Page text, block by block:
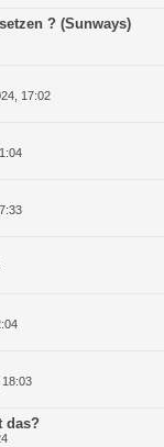
? (Sunways)
17:02
das?